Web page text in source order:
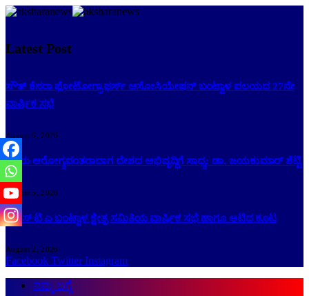
Latest Post
ಸೌತ್ ಕೆನರಾ ಫೋಟೋಗ್ರಾಫರ್ಸ್ ಅಸೋಸಿಯೇಷನ್ ಬಂಟ್ವಾಳ ವಲಯದ 27ನೇ
ವಾರ್ಷಿಕ ಸಭೆ
August 6, 2026
ಜನರು ಆರೋಗ್ಯವಂತರಾದಾಗ ದೇಶದ ಅಭಿವೃದ್ಧಿಗೆ ಸಾಧ್ಯ: ಡಾ. ಜಯಕುಮಾರ್ ಶೆಟ್ಟಿ
August 5, 2026
ಕೆ ಎಸ್ ಟಿ ಎ ಬಂಟ್ವಾಳ ಕ್ಷೇತ್ರ ಸಮಿತಿಯ ವಾರ್ಷಿಕ ಸಭೆ ಹಾಗೂ ಆಟಿದ ಕೂಟ
August 2, 2026
Facebook Twitter Instagram
ನಮ್ಮ ಬಗ್ಗೆ